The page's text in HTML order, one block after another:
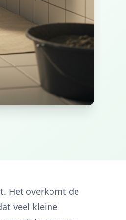
Het overkomt de
veel kleine